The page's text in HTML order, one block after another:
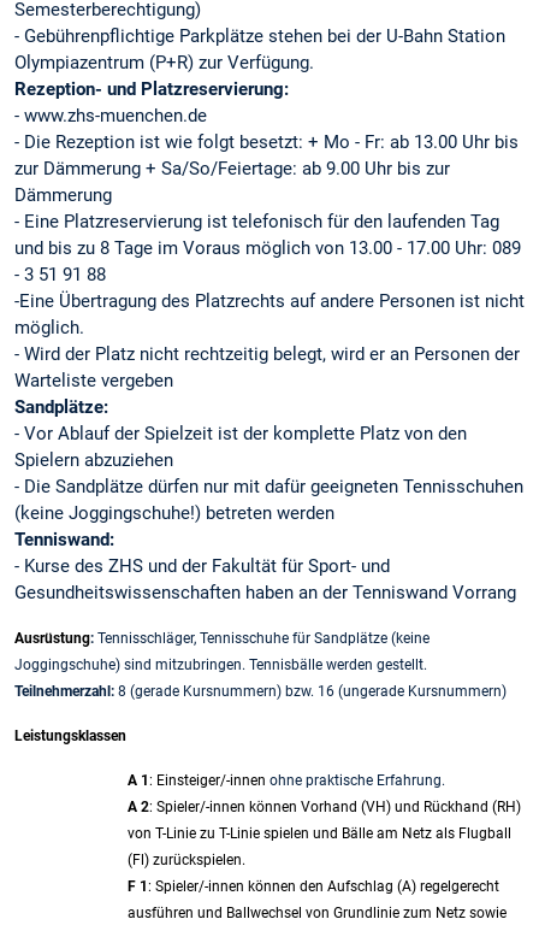
Semesterberechtigung)
- Gebührenpflichtige Parkplätze stehen bei der U-Bahn Station
Olympiazentrum (P+R) zur Verfügung.
Rezeption- und Platzreservierung:
- www.zhs-muenchen.de
- Die Rezeption ist wie folgt besetzt: + Mo - Fr: ab 13.00 Uhr bis
zur Dämmerung + Sa/So/Feiertage: ab 9.00 Uhr bis zur
Dämmerung
- Eine Platzreservierung ist telefonisch für den laufenden Tag
und bis zu 8 Tage im Voraus möglich von 13.00 - 17.00 Uhr: 089
- 3 51 91 88
-Eine Übertragung des Platzrechts auf andere Personen ist nicht
möglich.
- Wird der Platz nicht rechtzeitig belegt, wird er an Personen der
Warteliste vergeben
Sandplätze:
- Vor Ablauf der Spielzeit ist der komplette Platz von den
Spielern abzuziehen
- Die Sandplätze dürfen nur mit dafür geeigneten Tennisschuhen
(keine Joggingschuhe!) betreten werden
Tenniswand:
- Kurse des ZHS und der Fakultät für Sport- und
Gesundheitswissenschaften haben an der Tenniswand Vorrang
Ausrüstung: Tennisschläger, Tennisschuhe für Sandplätze (keine
Joggingschuhe) sind mitzubringen. Tennisbälle werden gestellt.
Teilnehmerzahl: 8 (gerade Kursnummern) bzw. 16 (ungerade Kursnummern)
Leistungsklassen
A 1 : Einsteiger/-innen ohne praktische Erfahrung.
A 2: Spieler/-innen können Vorhand (VH) und Rückhand (RH)
von T-Linie zu T-Linie spielen und Bälle am Netz als Flugball
(Fl) zurückspielen.
F 1 : Spieler/-innen können den Aufschlag (A) regelgerecht
ausführen und Ballwechsel von Grundlinie zum Netz sowie